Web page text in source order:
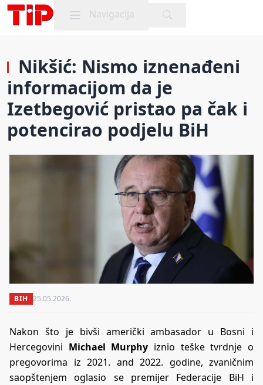
Mobile menu
Navigacija
Nikšić: Nismo iznenađeni
informacijom da je
Izetbegović pristao pa čak i
potencirao podjelu BiH
BIH 25.05.2026.
Nakon što je bivši američki ambasador u Bosni i
Hercegovini Michael Murphy iznio teške tvrdnje o
pregovorima iz 2021. and 2022. godine, zvaničnim
saopštenjem oglasio se premijer Federacije BiH i